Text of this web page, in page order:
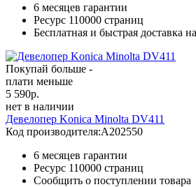
6 месяцев гарантии
Ресурс 110000 страниц
Бесплатная и быстрая доставка
Покупай больше -
плати меньше
5 590р.
нет в наличии
Девелопер Konica Minolta DV411
Код производителя:A202550
6 месяцев гарантии
Ресурс 110000 страниц
Сообщить о поступлении товара